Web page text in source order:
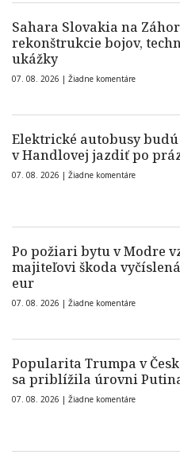
Sahara Slovakia na
rekonštrukcie bojov,
ukážky
07. 08. 2026 | Žiadne komentáre
Elektrické autobusy budú
v Handlovej jazdiť po
07. 08. 2026 | Žiadne komentáre
Po požiari bytu v Modre
majiteľovi škoda vyčíslená
eur
07. 08. 2026 | Žiadne komentáre
Popularita Trumpa v
sa priblížila úrovni
07. 08. 2026 | Žiadne komentáre